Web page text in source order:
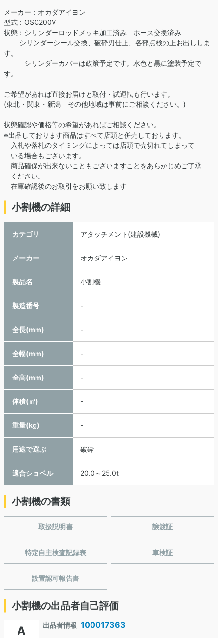
メーカー：オカダアイヨン
型式：OSC200V
状態：シリンダーロッドメッキ加工済み ホース交換済み
シリンダーシール交換、破砕刃仕上、各部点検の上お出ししま
す。
シリンダーカバーは政策予定です。水色と黒に塗装予定で
す。
ご希望があれば直接お届けと取付・試運転も行います。
(東北・関東・新潟 その他地域は事前にご相談ください。)
状態確認や価格等の希望があればご相談ください。
※出品しております商品はすべて店頭と併売しております。
入札や落札のタイミングによっては店頭で売切れてしまって
いる場合もございます。
商品確保が出来ないこともございますことをあらかじめご了承
ください。
在庫確認後のお取引をお願い致します
小割機の詳細
カテゴリ アタッチメント(建設機械)
メーカー オカダアイヨン
製品名 小割機
製造番号 -
全長(mm) -
全幅(mm) -
全高(mm) -
体積(㎥) -
重量(kg) -
用途で選ぶ 破砕
適合ショベル 20.0～25.0t
小割機の書類
取扱説明書 譲渡証
特定自主検査記録表 車検証
設置認可報告書
小割機の出品者自己評価
A 出品者情報 100017363